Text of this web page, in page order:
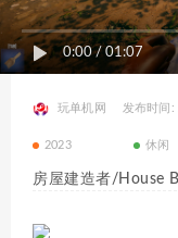
0:00/ 01:07
玩单机网 发布时间
2023 休闲
房屋建造者/House